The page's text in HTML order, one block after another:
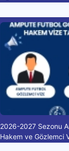
2026-2027 Sezonu
Hakem ve Gözlemci